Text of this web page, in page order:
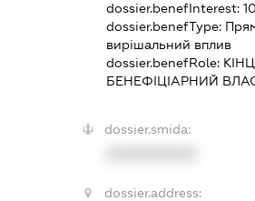
dossier.benefInterest:
dossier.benefType:
вирішальний вплив
dossier.benefRole:
БЕНЕФІЦІАРНИЙ
dossier.smida:
dossier.address: